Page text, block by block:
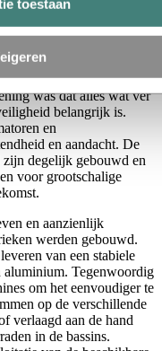
toestaan
uitdagingen,
veiligheid altijd
was dat alles wat ver
belangrijk is.
en
en aandacht. De
degelijk gebouwd en
voor grootschalige
en aanzienlijk
werden gebouwd.
van een stabiele
Tegenwoordig
om het eenvoudiger te
op de verschillende
verlaagd aan de hand
in de bassins.